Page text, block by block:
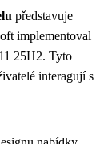
představuje
implementoval
25H2. Tyto
interagují s